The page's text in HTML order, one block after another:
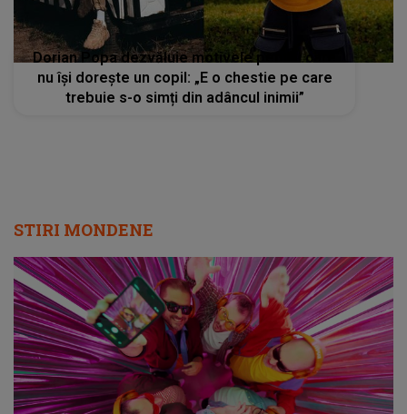
Dorian Popa dezvăluie motivele pentru care
nu își dorește un copil: „E o chestie pe care
trebuie s-o simți din adâncul inimii”
STIRI MONDENE